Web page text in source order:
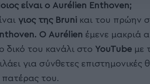
είναι ο Aurélien Enthoven;
γιος της Bruni και του πρώην
Ο Aurélien έμενε μακριά
δικό του κανάλι στο YouTube με
για σύνθετες
πατέρας του.